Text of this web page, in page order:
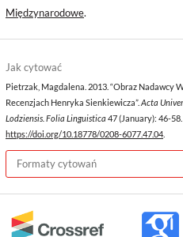
Międzynarodowe.
Jak cytować
Pietrzak, Magdalena. 2013. “Obraz Nadawcy
Recenzjach Henryka Sienkiewicza”. Acta
Lodziensis. Folia Linguistica 47 (January): 46-58.
https://doi.org/10.18778/0208-6077.47.04.
Formaty cytowań